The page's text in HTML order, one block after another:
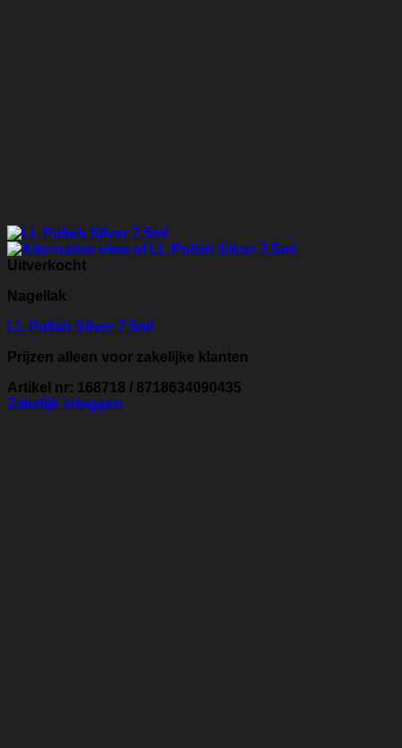
Uitverkocht
Nagellak
LL Polish Silver 7.5ml
Prijzen alleen voor zakelijke klanten
Artikel nr: 168718 / 8718634090435
Zakelijk inloggen